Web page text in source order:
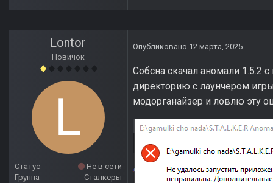
Lontor
Новичок
Статус
Не в сети
Группа
Сталкеры
Опубликовано 12 марта, 2025
Собсна скачал аномали 1.5.2
директорию с лаунчером
модорганайзер и ловлю эту